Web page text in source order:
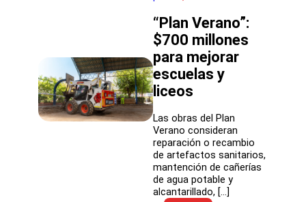
y
fibra
óptica
en
68
establecimientos
“Plan Verano”:
$700 millones
para mejorar
escuelas y
liceos
Las obras del Plan
Verano consideran
reparación o recambio
de artefactos sanitarios,
mantención de cañerías
de agua potable y
alcantarillado, […]